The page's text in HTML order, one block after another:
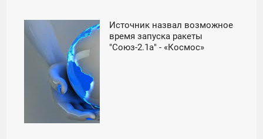
Источник назвал возможное
время запуска ракеты
"Союз-2.1а" - «Космос»